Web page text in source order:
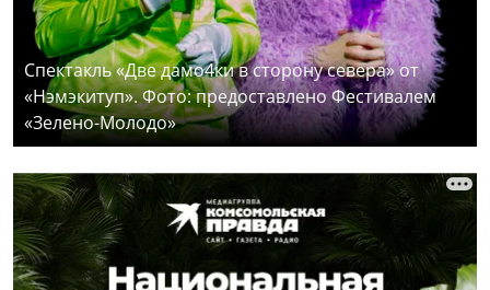
Спектакль «Две дамо4ки в сторону севера» от
«Нэмэкитуп». Фото: предоставлено Фестивалем
«Зелено-Молодо»